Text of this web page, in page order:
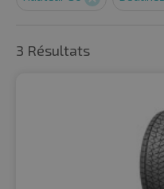
3 Résultats